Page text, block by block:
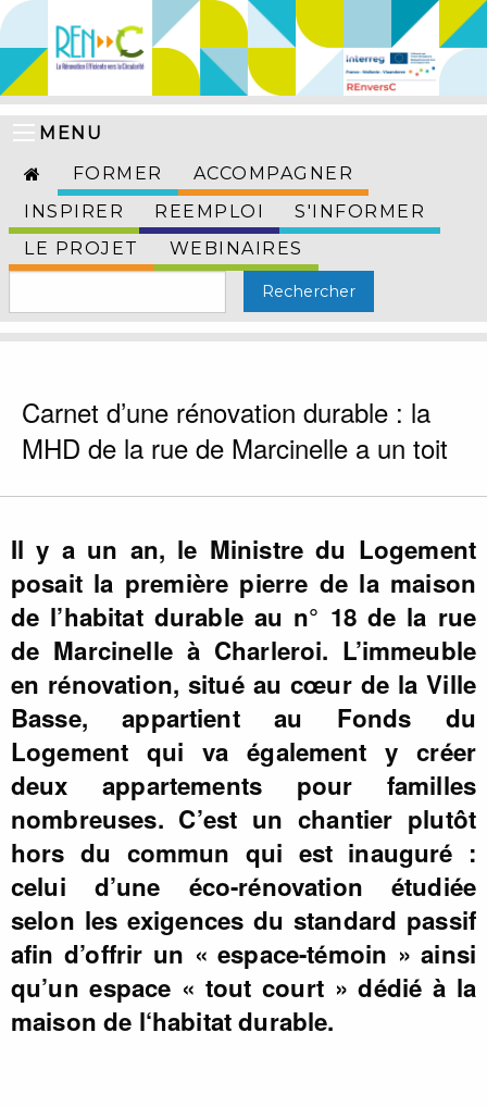
MENU
FORMER
ACCOMPAGNER
INSPIRER
REEMPLOI
S'INFORMER
LE PROJET
WEBINAIRES
Carnet d’une rénovation durable : la
MHD de la rue de Marcinelle a un toit
Il y a un an, le Ministre du Logement
posait la première pierre de la maison
de l’habitat durable au n° 18 de la rue
de Marcinelle à Charleroi. L’immeuble
en rénovation, situé au cœur de la Ville
Basse, appartient au Fonds du
Logement qui va également y créer
deux appartements pour familles
nombreuses. C’est un chantier plutôt
hors du commun qui est inauguré :
celui d’une éco-rénovation étudiée
selon les exigences du standard passif
afin d’offrir un « espace-témoin » ainsi
qu’un espace « tout court » dédié à la
maison de l‘habitat durable.